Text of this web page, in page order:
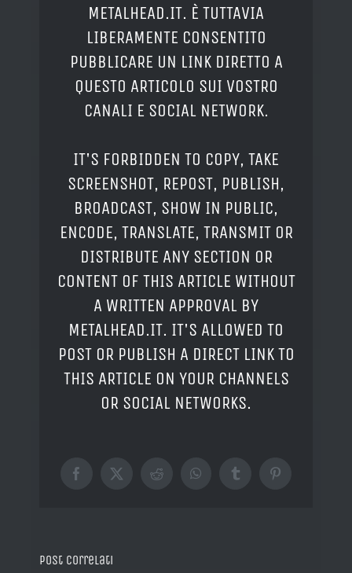
METALHEAD.IT. È TUTTAVIA
LIBERAMENTE CONSENTITO
PUBBLICARE UN LINK DIRETTO A
QUESTO ARTICOLO SUI VOSTRO
CANALI E SOCIAL NETWORK.
IT'S FORBIDDEN TO COPY, TAKE
SCREENSHOT, REPOST, PUBLISH,
BROADCAST, SHOW IN PUBLIC,
ENCODE, TRANSLATE, TRANSMIT OR
DISTRIBUTE ANY SECTION OR
CONTENT OF THIS ARTICLE WITHOUT
A WRITTEN APPROVAL BY
METALHEAD.IT. IT'S ALLOWED TO
POST OR PUBLISH A DIRECT LINK TO
THIS ARTICLE ON YOUR CHANNELS
OR SOCIAL NETWORKS.
Facebook
X RedditWhatsAppTumblrPinterest
Post correlati